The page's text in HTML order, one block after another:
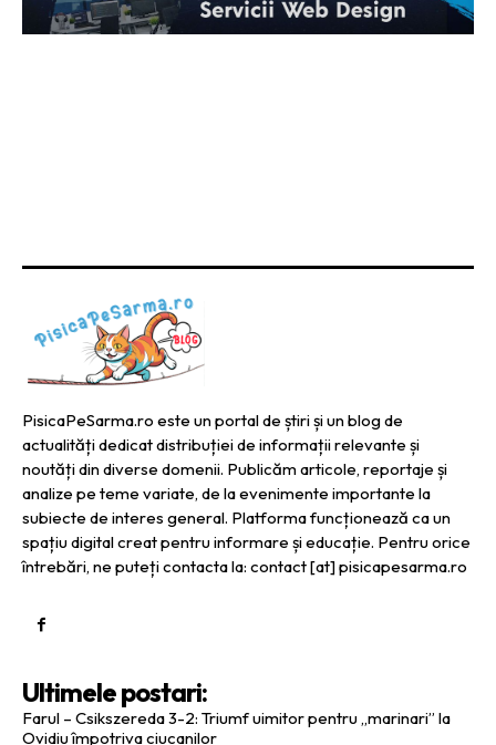
PisicaPeSarma.ro este un portal de știri și un blog de
actualități dedicat distribuției de informații relevante și
noutăți din diverse domenii. Publicăm articole, reportaje și
analize pe teme variate, de la evenimente importante la
subiecte de interes general. Platforma funcționează ca un
spațiu digital creat pentru informare și educație. Pentru orice
întrebări, ne puteți contacta la: contact [at] pisicapesarma.ro
Ultimele postari:
Farul – Csikszereda 3-2: Triumf uimitor pentru „marinari” la
Ovidiu împotriva ciucanilor